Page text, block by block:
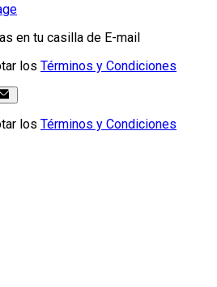
en tu casilla de E-mail
los Términos y Condiciones
los Términos y Condiciones